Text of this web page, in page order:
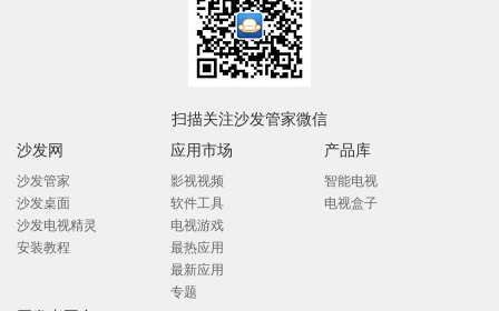
扫描关注沙发管家微信
沙发网
沙发管家
沙发桌面
沙发电视精灵
安装教程
应用市场
影视视频
软件工具
电视游戏
最热应用
最新应用
专题
产品库
智能电视
电视盒子